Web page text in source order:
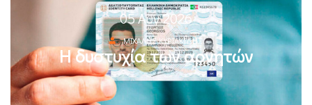
05 Αυγ 2026
ΜΙΧΆΛΗΣ ΚΥΡΙΑΚΊΔΗΣ
Η δυστυχία των αρνητών